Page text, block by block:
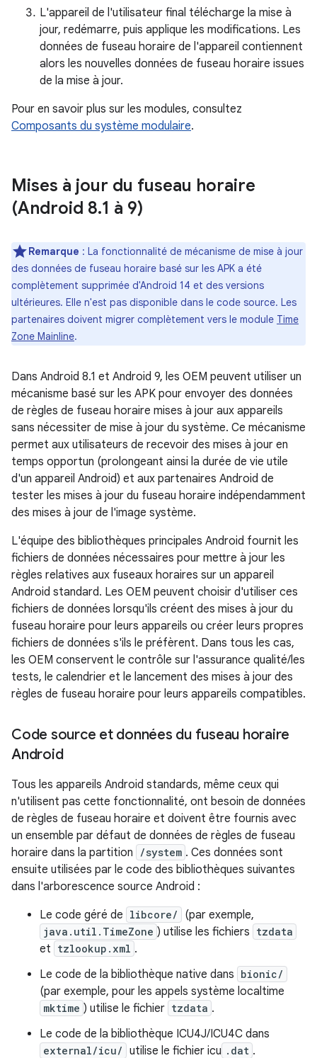
L'appareil de l'utilisateur final télécharge la mise à
jour, redémarre, puis applique les modifications. Les
données de fuseau horaire de l'appareil contiennent
alors les nouvelles données de fuseau horaire issues
de la mise à jour.
Pour en savoir plus sur les modules, consultez
Composants du système modulaire.
Mises à jour du fuseau horaire
(Android 8.1 à 9)
Remarque : La fonctionnalité de mécanisme de mise à jour
des données de fuseau horaire basé sur les APK a été
complètement supprimée d'Android 14 et des versions
ultérieures. Elle n'est pas disponible dans le code source. Les
partenaires doivent migrer complètement vers le module Time
Zone Mainline.
Dans Android 8.1 et Android 9, les OEM peuvent utiliser un
mécanisme basé sur les APK pour envoyer des données
de règles de fuseau horaire mises à jour aux appareils
sans nécessiter de mise à jour du système. Ce mécanisme
permet aux utilisateurs de recevoir des mises à jour en
temps opportun (prolongeant ainsi la durée de vie utile
d'un appareil Android) et aux partenaires Android de
tester les mises à jour du fuseau horaire indépendamment
des mises à jour de l'image système.
L'équipe des bibliothèques principales Android fournit les
fichiers de données nécessaires pour mettre à jour les
règles relatives aux fuseaux horaires sur un appareil
Android standard. Les OEM peuvent choisir d'utiliser ces
fichiers de données lorsqu'ils créent des mises à jour du
fuseau horaire pour leurs appareils ou créer leurs propres
fichiers de données s'ils le préfèrent. Dans tous les cas,
les OEM conservent le contrôle sur l'assurance qualité/les
tests, le calendrier et le lancement des mises à jour des
règles de fuseau horaire pour leurs appareils compatibles.
Code source et données du fuseau horaire
Android
Tous les appareils Android standards, même ceux qui
n'utilisent pas cette fonctionnalité, ont besoin de données
de règles de fuseau horaire et doivent être fournis avec
un ensemble par défaut de données de règles de fuseau
horaire dans la partition
/system . Ces données sont
ensuite utilisées par le code des bibliothèques suivantes
dans l'arborescence source Android :
Le code géré de libcore/ (par exemple,
java.util.TimeZone ) utilise les fichiers tzdata
et tzlookup.xml .
Le code de la bibliothèque native dans bionic/
(par exemple, pour les appels système localtime
mktime ) utilise le fichier tzdata .
Le code de la bibliothèque ICU4J/ICU4C dans
external/icu/ utilise le fichier icu .dat .